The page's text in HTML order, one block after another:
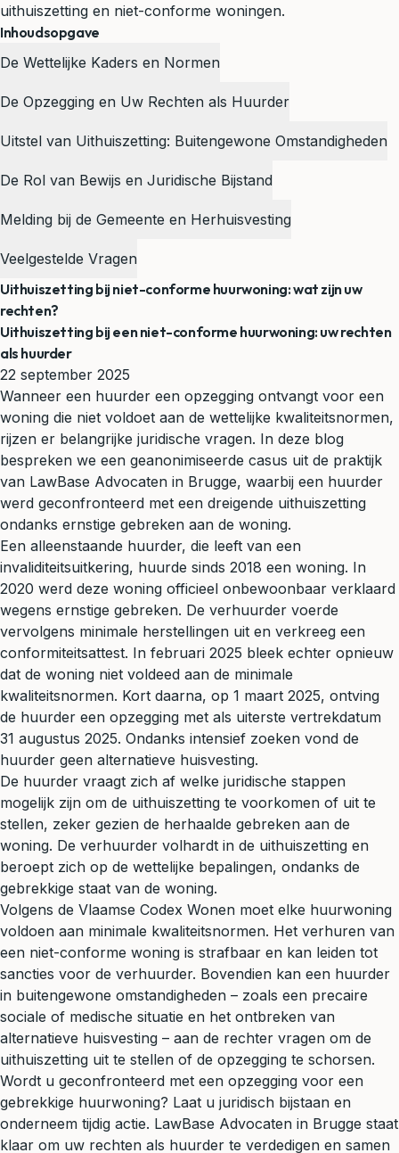
uithuiszetting en niet-conforme woningen.
Inhoudsopgave
De Wettelijke Kaders en Normen
De Opzegging en Uw Rechten als Huurder
Uitstel van Uithuiszetting: Buitengewone Omstandigheden
De Rol van Bewijs en Juridische Bijstand
Melding bij de Gemeente en Herhuisvesting
Veelgestelde Vragen
Uithuiszetting bij niet-conforme huurwoning: wat zijn uw
rechten?
Uithuiszetting bij een niet-conforme huurwoning: uw rechten
als huurder
22 september 2025
Wanneer een huurder een opzegging ontvangt voor een
woning die niet voldoet aan de wettelijke kwaliteitsnormen,
rijzen er belangrijke juridische vragen. In deze blog
bespreken we een geanonimiseerde casus uit de praktijk
van LawBase Advocaten in Brugge, waarbij een huurder
werd geconfronteerd met een dreigende uithuiszetting
ondanks ernstige gebreken aan de woning.
Een alleenstaande huurder, die leeft van een
invaliditeitsuitkering, huurde sinds 2018 een woning. In
2020 werd deze woning officieel onbewoonbaar verklaard
wegens ernstige gebreken. De verhuurder voerde
vervolgens minimale herstellingen uit en verkreeg een
conformiteitsattest. In februari 2025 bleek echter opnieuw
dat de woning niet voldeed aan de minimale
kwaliteitsnormen. Kort daarna, op 1 maart 2025, ontving
de huurder een opzegging met als uiterste vertrekdatum
31 augustus 2025. Ondanks intensief zoeken vond de
huurder geen alternatieve huisvesting.
De huurder vraagt zich af welke juridische stappen
mogelijk zijn om de uithuiszetting te voorkomen of uit te
stellen, zeker gezien de herhaalde gebreken aan de
woning. De verhuurder volhardt in de uithuiszetting en
beroept zich op de wettelijke bepalingen, ondanks de
gebrekkige staat van de woning.
Volgens de Vlaamse Codex Wonen moet elke huurwoning
voldoen aan minimale kwaliteitsnormen. Het verhuren van
een niet-conforme woning is strafbaar en kan leiden tot
sancties voor de verhuurder. Bovendien kan een huurder
in buitengewone omstandigheden – zoals een precaire
sociale of medische situatie en het ontbreken van
alternatieve huisvesting – aan de rechter vragen om de
uithuiszetting uit te stellen of de opzegging te schorsen.
Wordt u geconfronteerd met een opzegging voor een
gebrekkige huurwoning? Laat u juridisch bijstaan en
onderneem tijdig actie. LawBase Advocaten in Brugge staat
klaar om uw rechten als huurder te verdedigen en samen